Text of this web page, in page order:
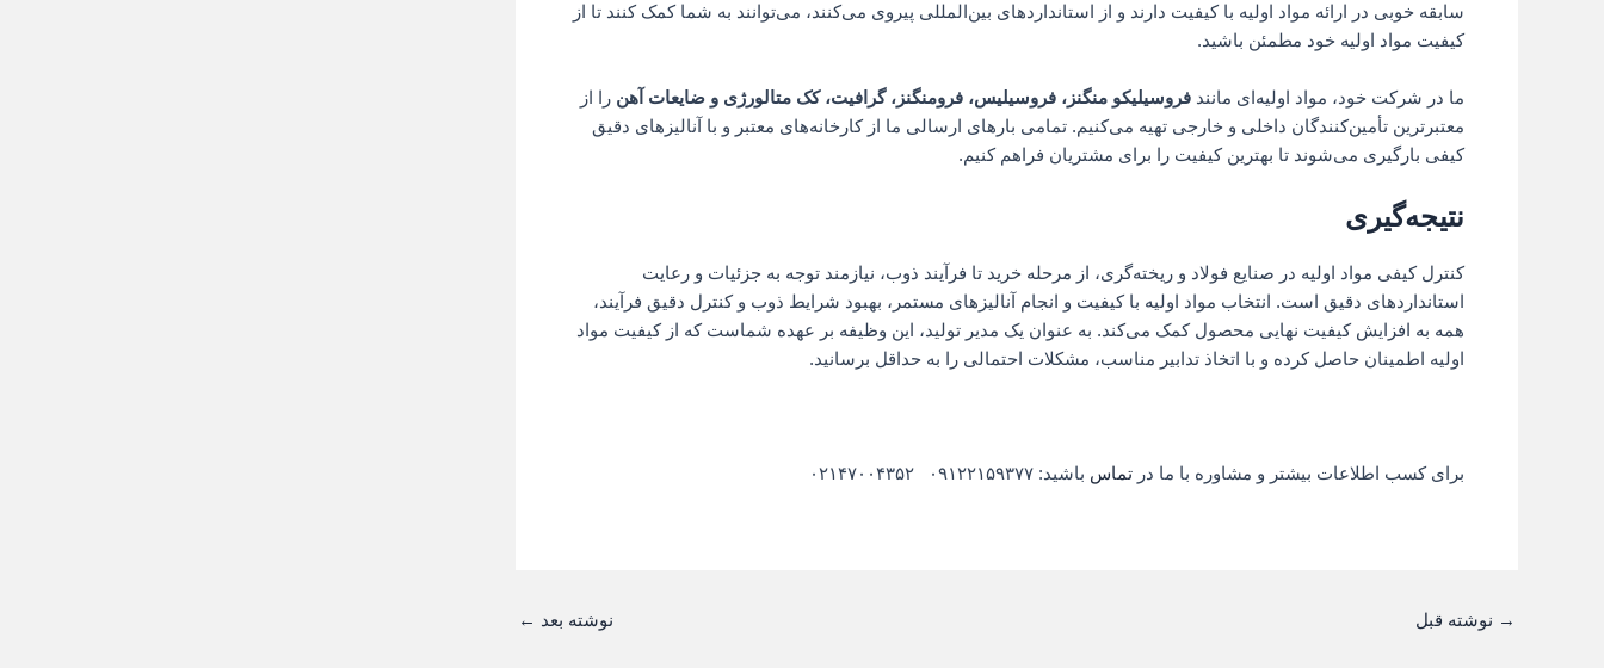
سابقه خوبی در ارائه مواد اولیه با کیفیت دارند و از استانداردهای بین‌المللی پیروی می‌کنند، می‌توانند به شما کمک کنند تا از
کیفیت مواد اولیه خود مطمئن باشید.
ما در شرکت خود، مواد اولیه‌ای مانند فروسیلیکو منگنز، فروسیلیس، فرومنگنز، گرافیت، کک متالورژی و ضایعات آهن را از
معتبرترین تأمین‌کنندگان داخلی و خارجی تهیه می‌کنیم. تمامی بارهای ارسالی ما از کارخانه‌های معتبر و با آنالیزهای دقیق
کیفی بارگیری می‌شوند تا بهترین کیفیت را برای مشتریان فراهم کنیم.
نتیجه‌گیری
کنترل کیفی مواد اولیه در صنایع فولاد و ریخته‌گری، از مرحله خرید تا فرآیند ذوب، نیازمند توجه به جزئیات و رعایت
استانداردهای دقیق است. انتخاب مواد اولیه با کیفیت و انجام آنالیزهای مستمر، بهبود شرایط ذوب و کنترل دقیق فرآیند،
همه به افزایش کیفیت نهایی محصول کمک می‌کند. به عنوان یک مدیر تولید، این وظیفه بر عهده شماست که از کیفیت مواد
اولیه اطمینان حاصل کرده و با اتخاذ تدابیر مناسب، مشکلات احتمالی را به حداقل برسانید.
برای کسب اطلاعات بیشتر و مشاوره با ما در تماس باشید: ۰۹۱۲۲۱۵۹۳۷۷ ۰۲۱۴۷۰۰۴۳۵۲
→ نوشته قبل نوشته بعد ←